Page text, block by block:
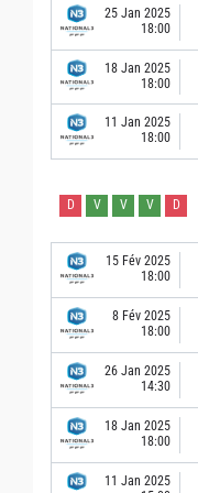
25 Jan 2025
18:00
18 Jan 2025
18:00
11 Jan 2025
18:00
D V V V D
15 Fév 2025
18:00
8 Fév 2025
18:00
26 Jan 2025
14:30
18 Jan 2025
18:00
11 Jan 2025